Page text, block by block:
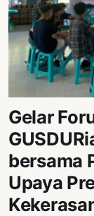
Gelar
bersama
Upaya